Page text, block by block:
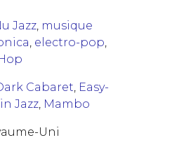
Jazz, musique
, electro-pop,
Cabaret, Easy-
Jazz, Mambo
Uni